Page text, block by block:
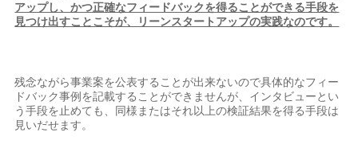
アップし、かつ正確なフィードバックを得ることができる手段を
見つけ出すことこそが、リーンスタートアップの実践なのです。
残念ながら事業案を公表することが出来ないので具体的なフィー
ドバック事例を記載することができませんが、インタビューとい
う手段を止めても、同様またはそれ以上の検証結果を得る手段は
見いだせます。